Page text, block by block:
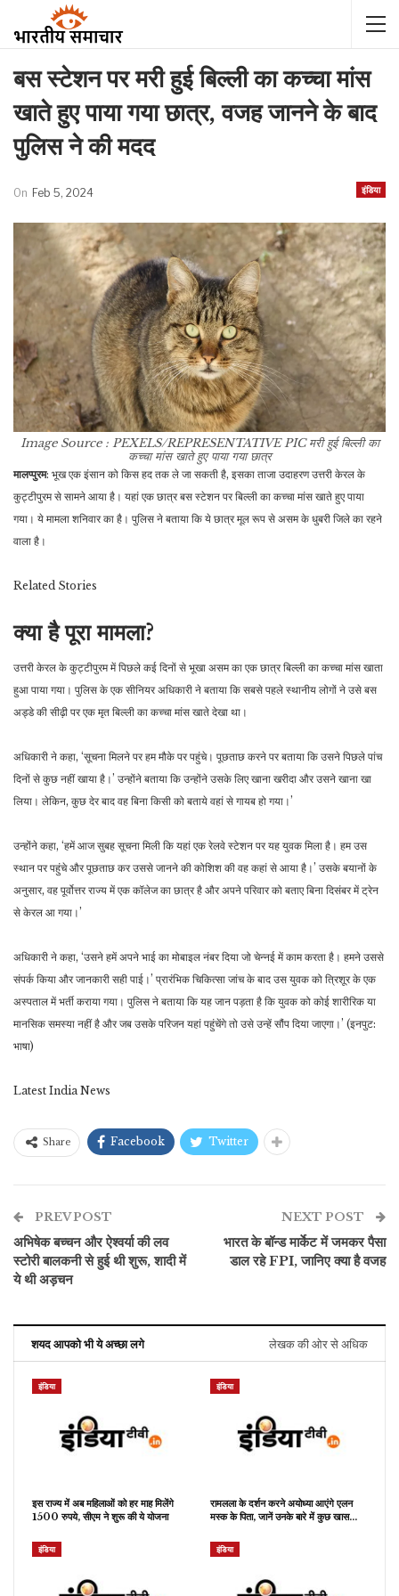
बस स्टेशन पर मरी हुई बिल्ली का कच्चा मांस
खाते हुए पाया गया छात्र, वजह जानने के बाद
पुलिस ने की मदद
इंडिया
On Feb 5, 2024
Image Source : PEXELS/REPRESENTATIVE PICमरी हुई बिल्ली का
कच्चा मांस खाते हुए पाया गया छात्र
मालप्पुरम: भूख एक इंसान को किस हद तक ले जा सकती है, इसका ताजा उदाहरण उत्तरी केरल के
कुट्टीपुरम से सामने आया है। यहां एक छात्र बस स्टेशन पर बिल्ली का कच्चा मांस खाते हुए पाया
गया। ये मामला शनिवार का है। पुलिस ने बताया कि ये छात्र मूल रूप से असम के धुबरी जिले का रहने
वाला है।
Related Stories
क्या है पूरा मामला?
उत्तरी केरल के कुट्टीपुरम में पिछले कई दिनों से भूखा असम का एक छात्र बिल्ली का कच्चा मांस खाता
हुआ पाया गया। पुलिस के एक सीनियर अधिकारी ने बताया कि सबसे पहले स्थानीय लोगों ने उसे बस
अड्डे की सीढ़ी पर एक मृत बिल्ली का कच्चा मांस खाते देखा था।
अधिकारी ने कहा, ‘सूचना मिलने पर हम मौके पर पहुंचे। पूछताछ करने पर बताया कि उसने पिछले पांच
दिनों से कुछ नहीं खाया है।’ उन्होंने बताया कि उन्होंने उसके लिए खाना खरीदा और उसने खाना खा
लिया। लेकिन, कुछ देर बाद वह बिना किसी को बताये वहां से गायब हो गया।’
उन्होंने कहा, ‘हमें आज सुबह सूचना मिली कि यहां एक रेलवे स्टेशन पर यह युवक मिला है। हम उस
स्थान पर पहुंचे और पूछताछ कर उससे जानने की कोशिश की वह कहां से आया है।’ उसके बयानों के
अनुसार, वह पूर्वोत्तर राज्य में एक कॉलेज का छात्र है और अपने परिवार को बताए बिना दिसंबर में ट्रेन
से केरल आ गया।’
अधिकारी ने कहा, ‘उसने हमें अपने भाई का मोबाइल नंबर दिया जो चेन्नई में काम करता है। हमने उससे
संपर्क किया और जानकारी सही पाई।’ प्रारंभिक चिकित्सा जांच के बाद उस युवक को त्रिशूर के एक
अस्पताल में भर्ती कराया गया। पुलिस ने बताया कि यह जान पड़ता है कि युवक को कोई शारीरिक या
मानसिक समस्या नहीं है और जब उसके परिजन यहां पहुंचेंगे तो उसे उन्हें सौंप दिया जाएगा।’ (इनपुट:
भाषा)
Latest India News
Share Facebook Twitter
PREV POST
अभिषेक बच्चन और ऐश्वर्या की लव
स्टोरी बालकनी से हुई थी शुरू, शादी में
ये थी अड़चन
NEXT POST
भारत के बॉन्ड मार्केट में जमकर पैसा
डाल रहे FPI, जानिए क्या है वजह
शयद आपको भी ये अच्छा लगे लेखक की ओर से अधिक
इंडिया
इस राज्य में अब महिलाओं को हर माह मिलेंगे
1500 रुपये, सीएम ने शुरू की ये योजना
इंडिया
रामलला के दर्शन करने अयोध्या आएंगे एलन
मस्क के पिता, जानें उनके बारे में कुछ खास…
इंडिया इंडिया